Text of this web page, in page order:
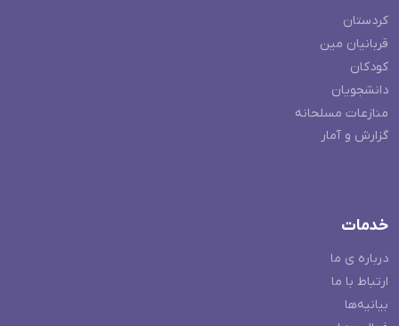
کردستان
قربانیان مین
کودکان
دانشجویان
منازعات مسلحانه
گزارش و آمار
خدمات
درباره ی ما
ارتباط با ما
بیانیه‌ها